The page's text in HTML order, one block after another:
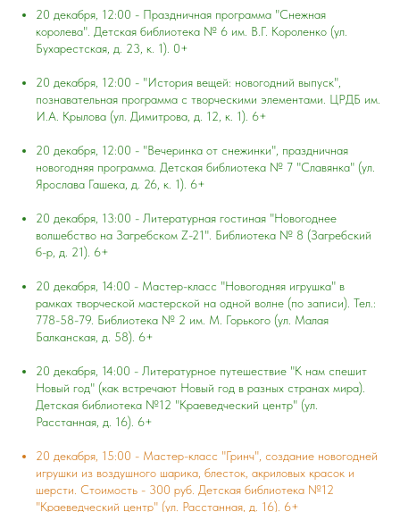
20 декабря, 12:00 - Праздничная программа "Снежная
королева". Детская библиотека № 6 им. В.Г. Короленко (ул.
Бухарестская, д. 23, к. 1). 0+
20 декабря, 12:00 - "История вещей: новогодний выпуск",
познавательная программа с творческими элементами. ЦРДБ им.
И.А. Крылова (ул. Димитрова, д. 12, к. 1). 6+
20 декабря, 12:00 - "Вечеринка от снежинки", праздничная
новогодняя программа. Детская библиотека № 7 "Славянка" (ул.
Ярослава Гашека, д. 26, к. 1). 6+
20 декабря, 13:00 - Литературная гостиная "Новогоднее
волшебство на Загребском Z-21". Библиотека № 8 (Загребский
б-р, д. 21). 6+
20 декабря, 14:00 - Мастер-класс "Новогодняя игрушка" в
рамках творческой мастерской на одной волне (по записи). Тел.:
778-58-79. Библиотека № 2 им. М. Горького (ул. Малая
Балканская, д. 58). 6+
20 декабря, 14:00 - Литературное путешествие "К нам спешит
Новый год" (как встречают Новый год в разных странах мира).
Детская библиотека №12 "Краеведческий центр" (ул.
Расстанная, д. 16). 6+
20 декабря, 15:00 - Мастер-класс "Гринч", создание новогодней
игрушки из воздушного шарика, блесток, акриловых красок и
шерсти. Стоимость - 300 руб. Детская библиотека №12
"Краеведческий центр" (ул. Расстанная, д. 16). 6+